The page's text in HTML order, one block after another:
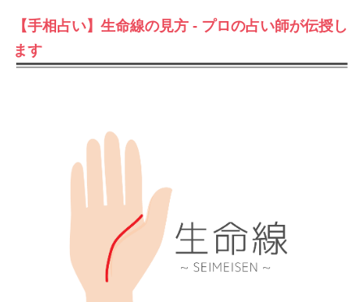
【手相占い】生命線の見方 - プロの占い師が伝授し
ます